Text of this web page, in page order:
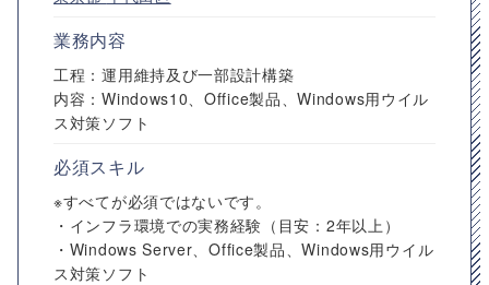
業務内容
工程：運用維持及び一部設計構築
内容：Windows10、Office製品、Windows用ウイル
ス対策ソフト
必須スキル
※すべてが必須ではないです。
・インフラ環境での実務経験（目安：2年以上）
・Windows Server、Office製品、Windows用ウイル
ス対策ソフト